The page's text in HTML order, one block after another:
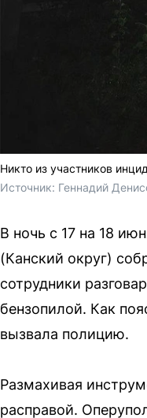
Никто из участников
Источник: Геннадий
В ночь с 17 на 18
(Канский округ)
сотрудники
бензопилой. Как
вызвала полицию.
Размахивая
расправой.